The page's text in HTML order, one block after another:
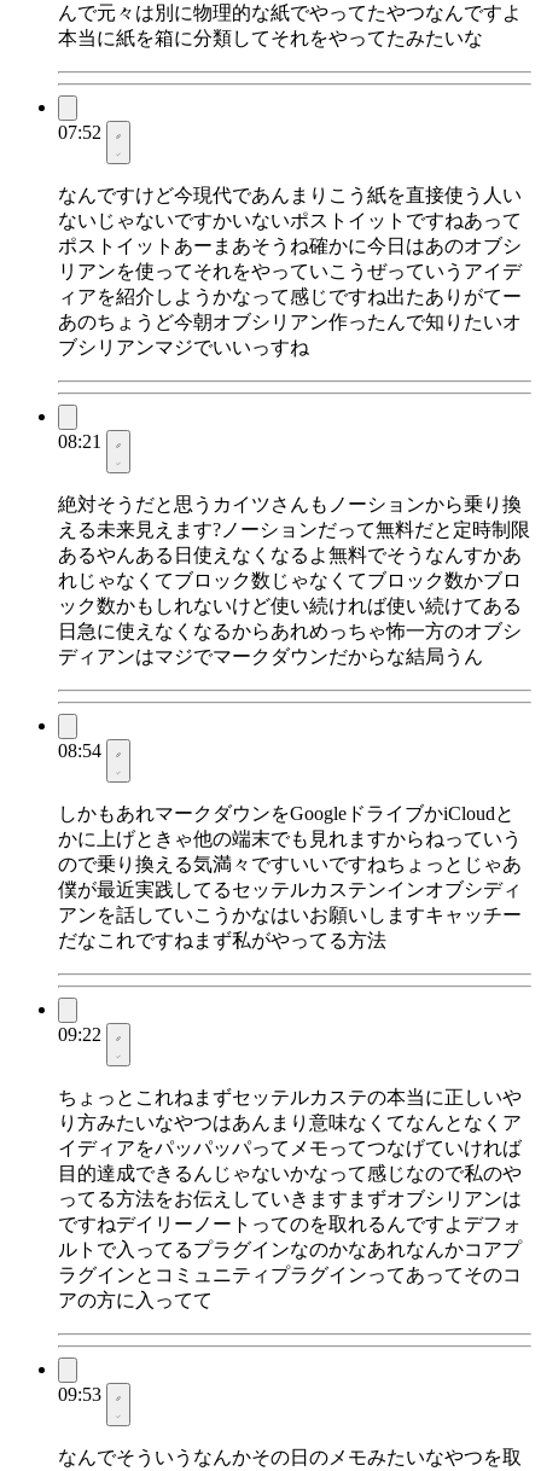
んで元々は別に物理的な紙でやってたやつなんですよ
本当に紙を箱に分類してそれをやってたみたいな
07:52
なんですけど今現代であんまりこう紙を直接使う人い
ないじゃないですかいないポストイットですねあって
ポストイットあーまあそうね確かに今日はあのオブシ
リアンを使ってそれをやっていこうぜっていうアイデ
ィアを紹介しようかなって感じですね出たありがてー
あのちょうど今朝オブシリアン作ったんで知りたいオ
ブシリアンマジでいいっすね
08:21
絶対そうだと思うカイツさんもノーションから乗り換
える未来見えます?ノーションだって無料だと定時制限
あるやんある日使えなくなるよ無料でそうなんすかあ
れじゃなくてブロック数じゃなくてブロック数かブロ
ック数かもしれないけど使い続ければ使い続けてある
日急に使えなくなるからあれめっちゃ怖一方のオブシ
ディアンはマジでマークダウンだからな結局うん
08:54
しかもあれマークダウンをGoogleドライブかiCloudと
かに上げときゃ他の端末でも見れますからねっていう
ので乗り換える気満々ですいいですねちょっとじゃあ
僕が最近実践してるセッテルカステンインオブシディ
アンを話していこうかなはいお願いしますキャッチー
だなこれですねまず私がやってる方法
09:22
ちょっとこれねまずセッテルカステの本当に正しいや
り方みたいなやつはあんまり意味なくてなんとなくア
イディアをパッパッパってメモってつなげていければ
目的達成できるんじゃないかなって感じなので私のや
ってる方法をお伝えしていきますまずオブシリアンは
ですねデイリーノートってのを取れるんですよデフォ
ルトで入ってるプラグインなのかなあれなんかコアプ
ラグインとコミュニティプラグインってあってそのコ
アの方に入ってて
09:53
なんでそういうなんかその日のメモみたいなやつを取